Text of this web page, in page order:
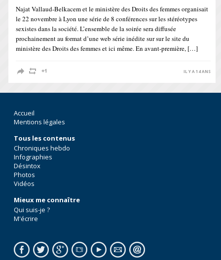
Najat Vallaud-Belkacem et le ministère des Droits des femmes organisait
le 22 novembre à Lyon une série de 8 conférences sur les stéréotypes
sexistes dans la société. L’ensemble de la soirée sera diffusée
prochainement au format d’une web série inédite sur sur le site du
ministère des Droits des femmes et ici même. En avant-première, […]
IL Y A 14 ANS
Accueil
Mentions légales
Tous les contenus
Chroniques hebdo
Infographies
Désintox
Photos
Vidéos
Mieux me connaître
Qui suis-je ?
M'écrire